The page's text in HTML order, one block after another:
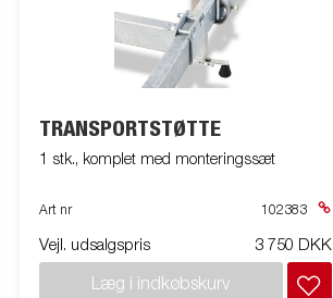
TRANSPORTSTØTTE
1 stk., komplet med monteringssæt
Art nr 102383
Vejl. udsalgspris 3 750 DKK
Læg i indkøbskurv